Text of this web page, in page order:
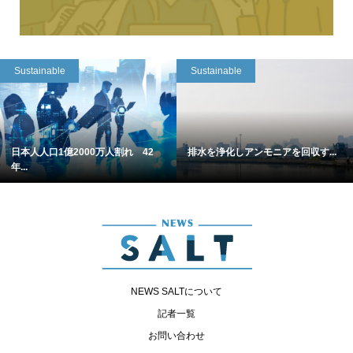
Sustainable
日本人人口1億2000万人割れ 42
年...
Sustainable
排水を浄化しアンモニアを回収す...
NEWS SALTについて
記者一覧
お問い合わせ